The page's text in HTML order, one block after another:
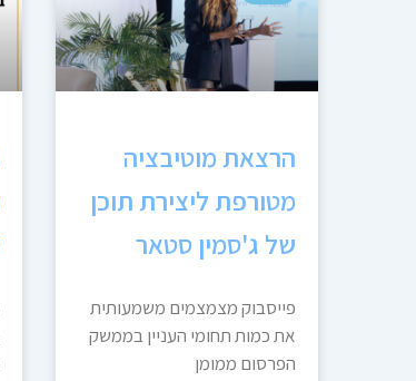
הרצאת מוטיבציה
מטורפת ליצירת תוכן
של ג'סמין סטאר
פייסבוק מצמצמים משמעותית
את כמות תחומי העניין בממשק
הפרסום ממומן